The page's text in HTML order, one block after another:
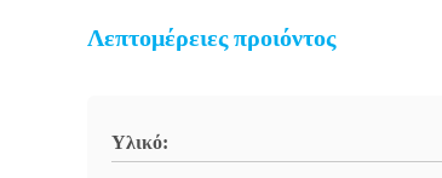
Λεπτομέρειες προιόντος
Υλικό: